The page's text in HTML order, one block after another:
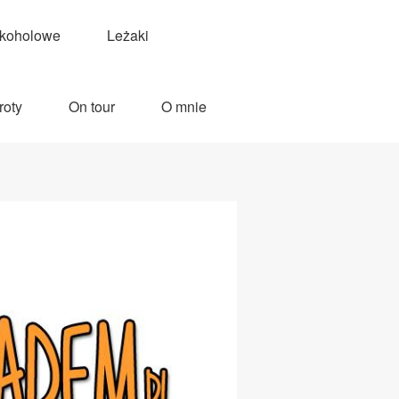
Leżaki
On tour O mnie